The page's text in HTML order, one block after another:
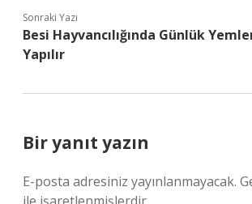
Sonraki Yazı
Besi Hayvancılığında Günlük
Yapılır
Bir yanıt yazın
E-posta adresiniz yayınlanmayacak.